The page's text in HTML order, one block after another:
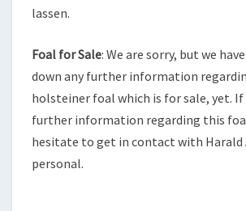
lassen.
Foal for Sale: We are sorry, but we
down any further information
holsteiner foal which is for sale, yet. If
further information regarding this
hesitate to get in contact with Harald
personal.